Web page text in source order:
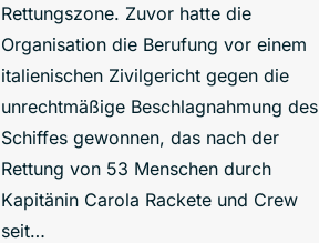
Rettungszone. Zuvor hatte die
Organisation die Berufung vor einem
italienischen Zivilgericht gegen die
unrechtmäßige Beschlagnahmung des
Schiffes gewonnen, das nach der
Rettung von 53 Menschen durch
Kapitänin Carola Rackete und Crew
seit…